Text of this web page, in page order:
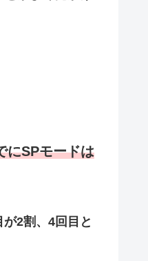
にSPモードは
2割、4回目と